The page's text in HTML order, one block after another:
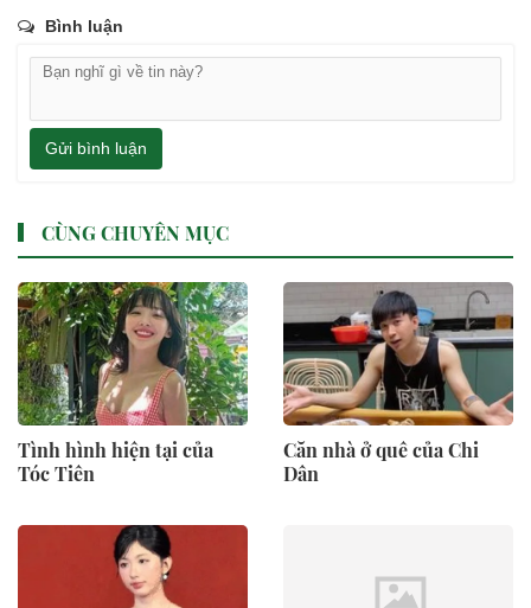
Bình luận
Gửi bình luận
CÙNG CHUYÊN MỤC
Tình hình hiện tại của
Tóc Tiên
Căn nhà ở quê của Chi
Dân